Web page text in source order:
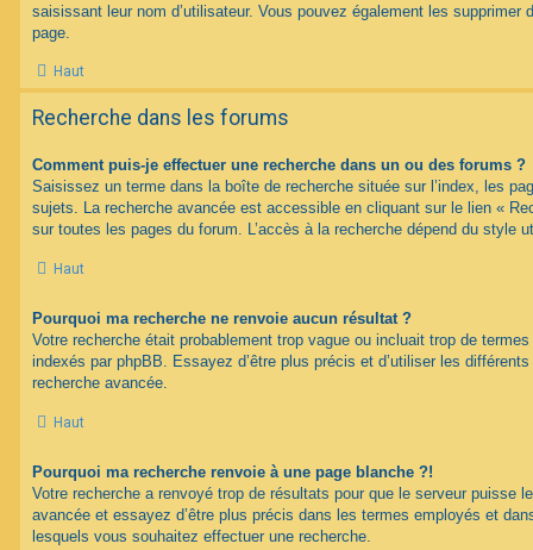
saisissant leur nom d’utilisateur. Vous pouvez également les
page.
Haut
Recherche dans les forums
Comment puis-je effectuer une recherche dans un ou des forums ?
Saisissez un terme dans la boîte de recherche située sur l’index, les
sujets. La recherche avancée est accessible en cliquant sur le lien «
sur toutes les pages du forum. L’accès à la recherche dépend du style
Haut
Pourquoi ma recherche ne renvoie aucun résultat ?
Votre recherche était probablement trop vague ou incluait trop de
indexés par phpBB. Essayez d’être plus précis et d’utiliser les
recherche avancée.
Haut
Pourquoi ma recherche renvoie à une page blanche ?!
Votre recherche a renvoyé trop de résultats pour que le serveur puisse
avancée et essayez d’être plus précis dans les termes employés et
lesquels vous souhaitez effectuer une recherche.